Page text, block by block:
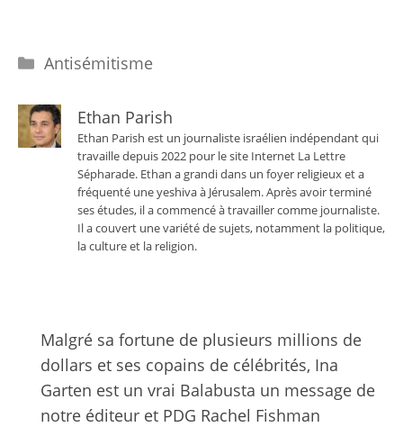
Catégories
Antisémitisme
Ethan Parish
Ethan Parish est un journaliste israélien indépendant qui
travaille depuis 2022 pour le site Internet La Lettre
Sépharade. Ethan a grandi dans un foyer religieux et a
fréquenté une yeshiva à Jérusalem. Après avoir terminé
ses études, il a commencé à travailler comme journaliste.
Il a couvert une variété de sujets, notamment la politique,
la culture et la religion.
Malgré sa fortune de plusieurs millions de
dollars et ses copains de célébrités, Ina
Garten est un vrai Balabusta un message de
notre éditeur et PDG Rachel Fishman